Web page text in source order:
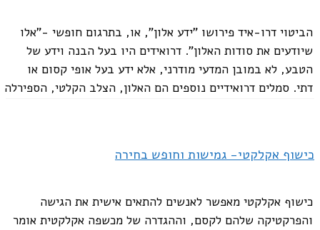
הביטוי דרו-איד פירושו "ידע אלון", או, בתרגום חופשי -"אלו
שיודעים את סודות האלון". דרואידים היו בעל הבנה וידע של
הטבע, לא במובן המדעי מודרני, אלא ידע בעל אופי קסום או
דתי. סמלים דרואידיים נוספים הם האלון, הצלב הקלטי, הספירלה
כישוף אקלקטי- גמישות וחופש בחירה
כישוף אקלקטי מאפשר לאנשים להתאים אישית את הגישה
והפרקטיקה שלהם לקסם, וההגדרה של מכשפה אקלקטית אומר